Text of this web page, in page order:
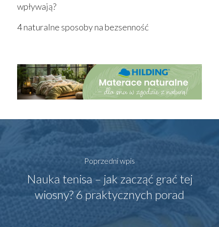
wpływają?
4 naturalne sposoby na bezsenność
Poprzedni wpis
Nauka tenisa – jak zacząć grać tej
wiosny? 6 praktycznych porad